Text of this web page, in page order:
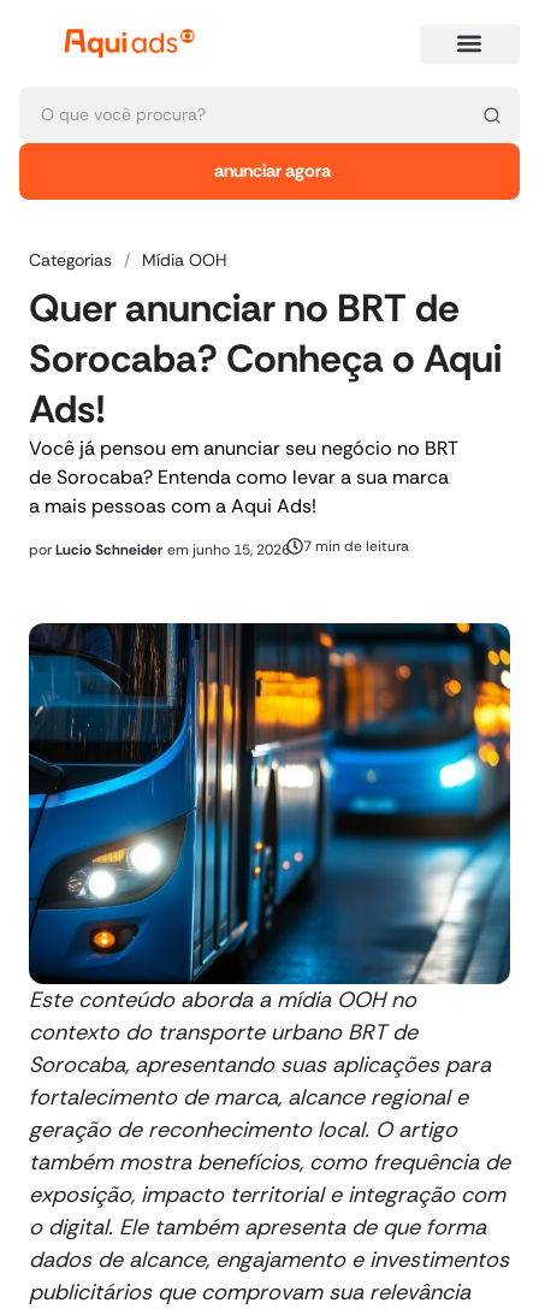
anunciar agora
Categorias / Mídia OOH
Quer anunciar no BRT de
Sorocaba? Conheça o Aqui
Ads!
Você já pensou em anunciar seu negócio no BRT
de Sorocaba? Entenda como levar a sua marca
a mais pessoas com a Aqui Ads!
porLucio Schneider em junho 15, 2026 7 min de leitura
Este conteúdo aborda a mídia OOH no
contexto do transporte urbano BRT de
Sorocaba, apresentando suas aplicações para
fortalecimento de marca, alcance regional e
geração de reconhecimento local. O artigo
também mostra benefícios, como frequência de
exposição, impacto territorial e integração com
o digital. Ele também apresenta de que forma
dados de alcance, engajamento e investimentos
publicitários que comprovam sua relevância